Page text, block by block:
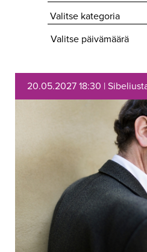
Valitse päivämäärä
20.05.2027 18:30 |